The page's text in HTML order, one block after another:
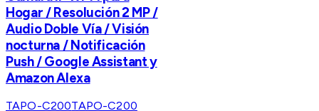
Hogar / Resolución 2 MP /
Audio Doble Vía / Visión
nocturna / Notificación
Push / Google Assistant y
Amazon Alexa
TAPO-C200TAPO-C200